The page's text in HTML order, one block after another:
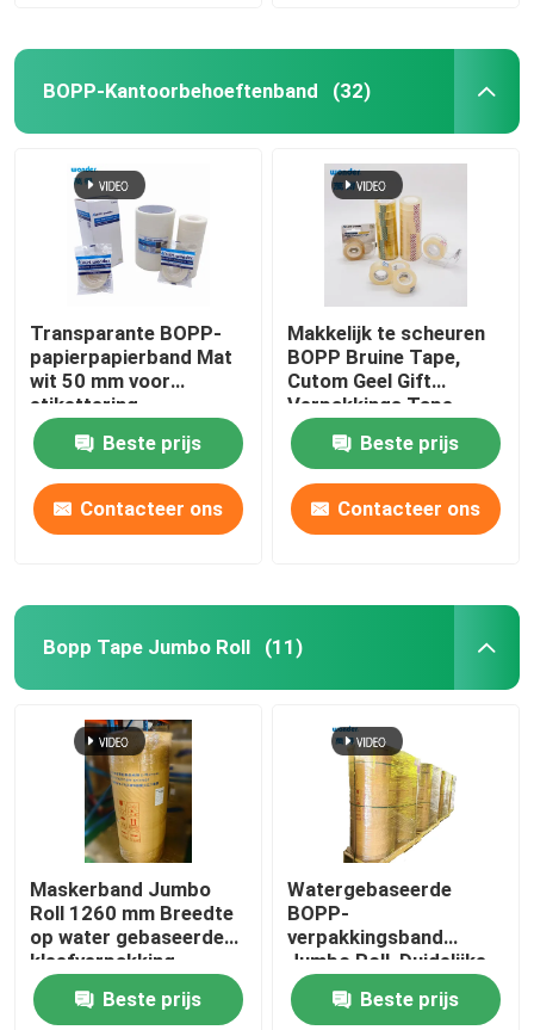
BOPP-Kantoorbehoeftenband (32)
Transparante BOPP-
papierpapierband Mat
wit 50 mm voor
etikettering
Beste prijs
Contacteer ons
Makkelijk te scheuren
BOPP Bruine Tape,
Cutom Geel Gift
Verpakkings Tape
Beste prijs
Contacteer ons
Bopp Tape Jumbo Roll (11)
Maskerband Jumbo
Roll 1260 mm Breedte
op water gebaseerde
kleefverpakking
Beste prijs
Watergebaseerde
BOPP-
verpakkingsband
Jumbo Roll, Duidelijke
Jumbo Roll Kleefband
Beste prijs